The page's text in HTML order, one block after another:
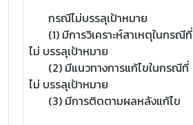
กรณีไม่บรรลุเป้าหมาย
(1) มีการวิเคราะห์สาเหตุในกรณีที่
ไม่ บรรลุเป้าหมาย
(2) มีแนวทางการแก้ไขในกรณีที่
ไม่ บรรลุเป้าหมาย
(3) มีการติดตามผลหลังแก้ไข